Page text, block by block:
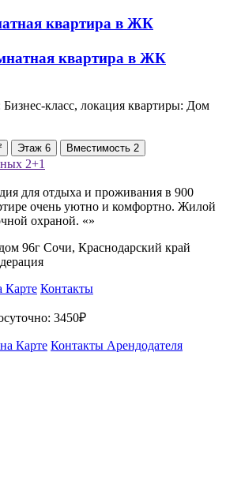
квартира в ЖК
Бизнес-класс, локация квартиры: Дом
Этаж 6 Вместимость 2
2+1
для отдыха и проживания в 900
очень уютно и комфортно. Жилой
охраной. «»
96г Сочи, Краснодарский край
Карте Контакты
3450₽
Карте Контакты Арендодателя